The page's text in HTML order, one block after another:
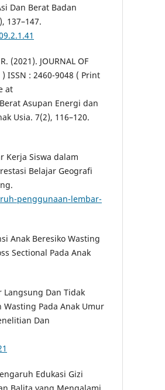
Dan Berat Badan
137–147.
(2021). JOURNAL OF
) ISSN : 2460-9048 ( Print
at
Asupan Energi dan
Usia. 7(2), 116–120.
Kerja Siswa dalam
Belajar Geografi
penggunaan-lembar-
Anak Beresiko Wasting
Sectional Pada Anak
Langsung Dan Tidak
Pada Anak Umur
Dan
Edukasi Gizi